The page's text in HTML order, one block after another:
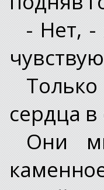
- Нет,
сердца в
Они